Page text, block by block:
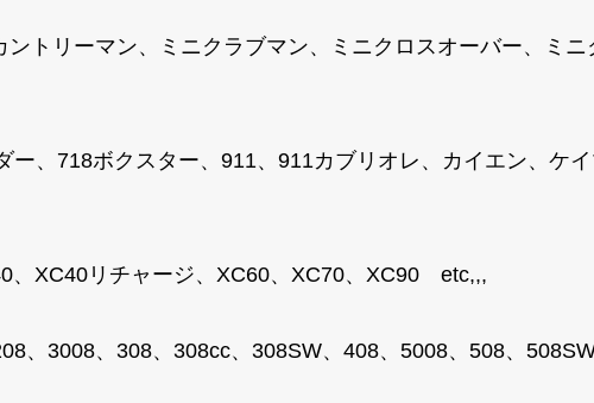
トリーマン、ミニクラブマン、ミニクロスオーバー、ミ
ー、718ボクスター、911、911カブリオレ、カイエン、ケ
、XC40リチャージ、XC60、XC70、XC90 etc,,,
、3008、308、308cc、308SW、408、5008、508、